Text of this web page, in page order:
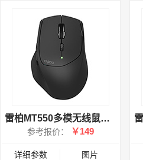
雷柏MT550多模无线鼠标2024版
参考报价： ￥149
详细参数 图片